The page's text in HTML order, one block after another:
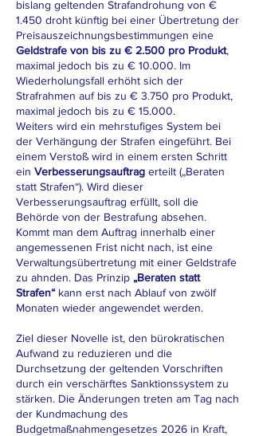
bislang geltenden Strafandrohung von €
1.450 droht künftig bei einer Übertretung der
Preisauszeichnungsbestimmungen eine
Geldstrafe von bis zu € 2.500 pro Produkt,
maximal jedoch bis zu € 10.000. Im
Wiederholungsfall erhöht sich der
Strafrahmen auf bis zu € 3.750 pro Produkt,
maximal jedoch bis zu € 15.000.
Weiters wird ein mehrstufiges System bei
der Verhängung der Strafen eingeführt. Bei
einem Verstoß wird in einem ersten Schritt
ein Verbesserungsauftrag erteilt („Beraten
statt Strafen“). Wird dieser
Verbesserungsauftrag erfüllt, soll die
Behörde von der Bestrafung absehen.
Kommt man dem Auftrag innerhalb einer
angemessenen Frist nicht nach, ist eine
Verwaltungsübertretung mit einer Geldstrafe
zu ahnden. Das Prinzip „Beraten statt
Strafen“kann erst nach Ablauf von zwölf
Monaten wieder angewendet werden.
Ziel dieser Novelle ist, den bürokratischen
Aufwand zu reduzieren und die
Durchsetzung der geltenden Vorschriften
durch ein verschärftes Sanktionssystem zu
stärken. Die Änderungen treten am Tag nach
der Kundmachung des
Budgetmaßnahmengesetzes 2026 in Kraft,